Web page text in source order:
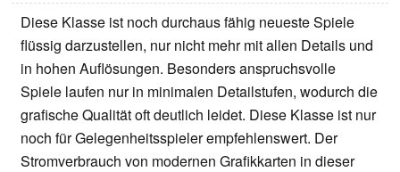
Diese Klasse ist noch durchaus fähig neueste Spiele
flüssig darzustellen, nur nicht mehr mit allen Details und
in hohen Auflösungen. Besonders anspruchsvolle
Spiele laufen nur in minimalen Detailstufen, wodurch die
grafische Qualität oft deutlich leidet. Diese Klasse ist nur
noch für Gelegenheitsspieler empfehlenswert. Der
Stromverbrauch von modernen Grafikkarten in dieser